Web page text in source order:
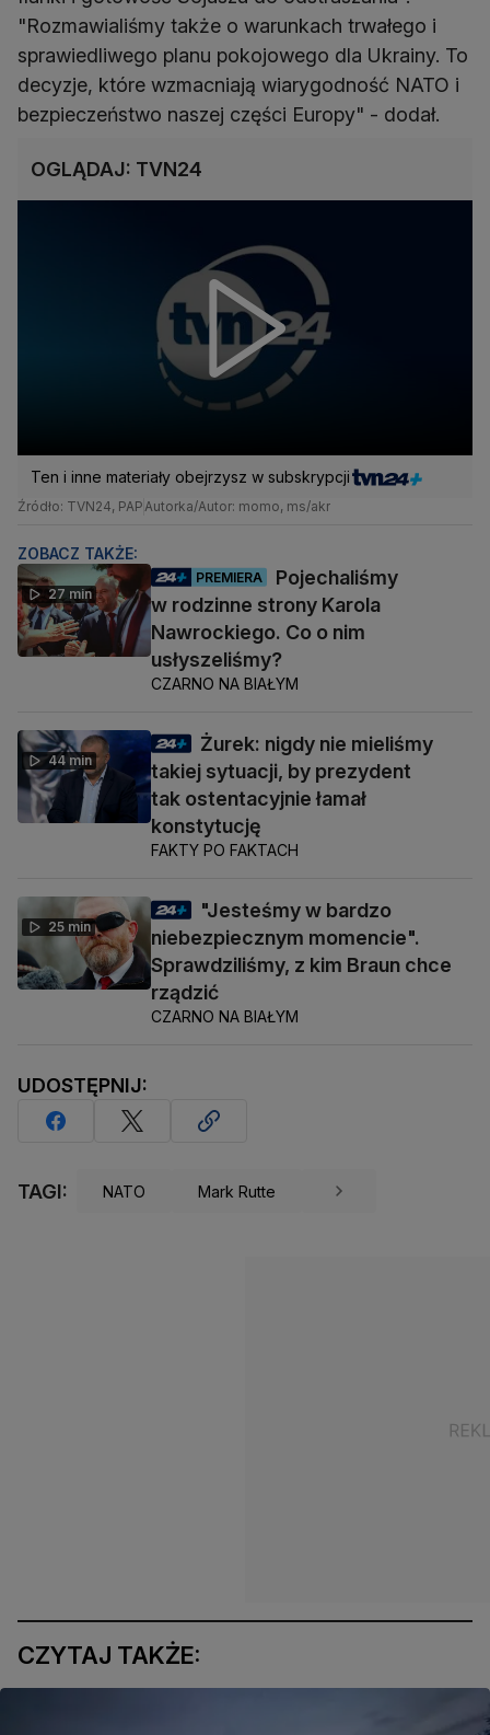
"Rozmawialiśmy także o warunkach trwałego i
sprawiedliwego planu pokojowego dla Ukrainy. To
decyzje, które wzmacniają wiarygodność NATO i
bezpieczeństwo naszej części Europy" - dodał.
OGLĄDAJ: TVN24
Ten i inne materiały obejrzysz w subskrypcji
Źródło: TVN24, PAPAutorka/Autor: momo, ms/akr
ZOBACZ TAKŻE:
27 min
PREMIERA
Pojechaliśmy
w rodzinne strony Karola
Nawrockiego. Co o nim
usłyszeliśmy?
CZARNO NA BIAŁYM
44 min
Żurek: nigdy nie mieliśmy
takiej sytuacji, by prezydent
tak ostentacyjnie łamał
konstytucję
FAKTY PO FAKTACH
25 min
"Jesteśmy w bardzo
niebezpiecznym momencie".
Sprawdziliśmy, z kim Braun chce
rządzić
CZARNO NA BIAŁYM
UDOSTĘPNIJ:
TAGI: NATO Mark Rutte
CZYTAJ TAKŻE: